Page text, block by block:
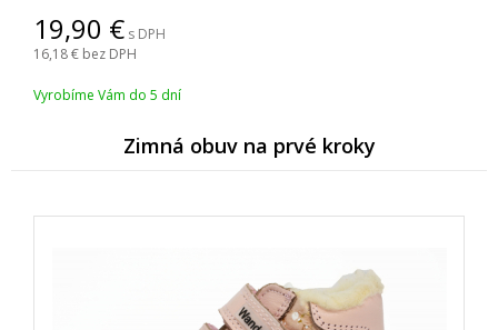
19,90
s DPH
16,18 bez DPH
Vyrobíme Vám do 5 dní
Zimná obuv na prvé kroky